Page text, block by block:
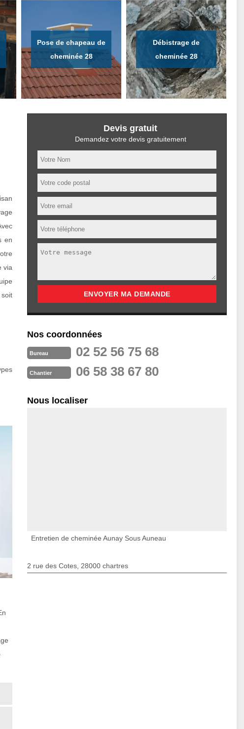
Pose de chapeau de
cheminée 28
Débistrage de
cheminée 28
en
via
Devis gratuit
Demandez votre devis gratuitement
Nos coordonnées
Bureau 02 52 56 75 68
Chantier 06 58 38 67 80
Nous localiser
Entretien de cheminée Aunay Sous Auneau
2 rue des Cotes, 28000 chartres